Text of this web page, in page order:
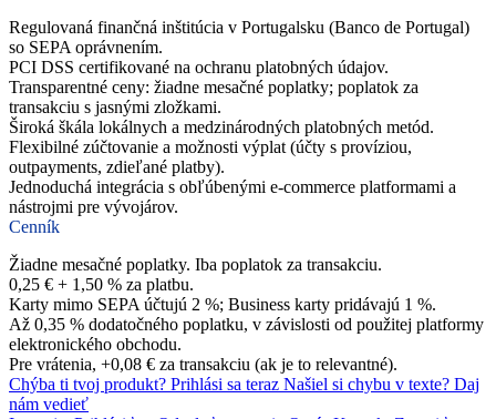
Regulovaná finančná inštitúcia v Portugalsku (Banco de Portugal)
so SEPA oprávnením.
PCI DSS certifikované na ochranu platobných údajov.
Transparentné ceny: žiadne mesačné poplatky; poplatok za
transakciu s jasnými zložkami.
Široká škála lokálnych a medzinárodných platobných metód.
Flexibilné zúčtovanie a možnosti výplat (účty s províziou,
outpayments, zdieľané platby).
Jednoduchá integrácia s obľúbenými e-commerce platformami a
nástrojmi pre vývojárov.
Cenník
Žiadne mesačné poplatky. Iba poplatok za transakciu.
0,25 € + 1,50 % za platbu.
Karty mimo SEPA účtujú 2 %; Business karty pridávajú 1 %.
Až 0,35 % dodatočného poplatku, v závislosti od použitej platformy
elektronického obchodu.
Pre vrátenia, +0,08 € za transakciu (ak je to relevantné).
Chýba ti tvoj produkt? Prihlási sa teraz Našiel si chybu v texte? Daj
nám vedieť